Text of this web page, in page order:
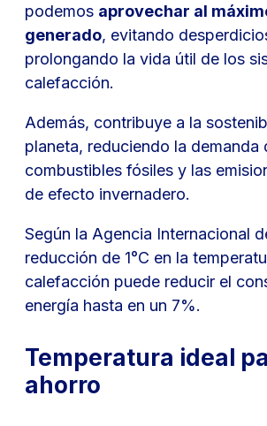
podemos aprovechar al
generado, evitando
prolongando la vida útil de los
calefacción.
Además, contribuye a la
planeta, reduciendo la demanda
combustibles fósiles y las
de efecto invernadero.
Según la Agencia Internacional
reducción de 1°C en la
calefacción puede reducir el
energía hasta en un 7%.
Temperatura ideal
ahorro